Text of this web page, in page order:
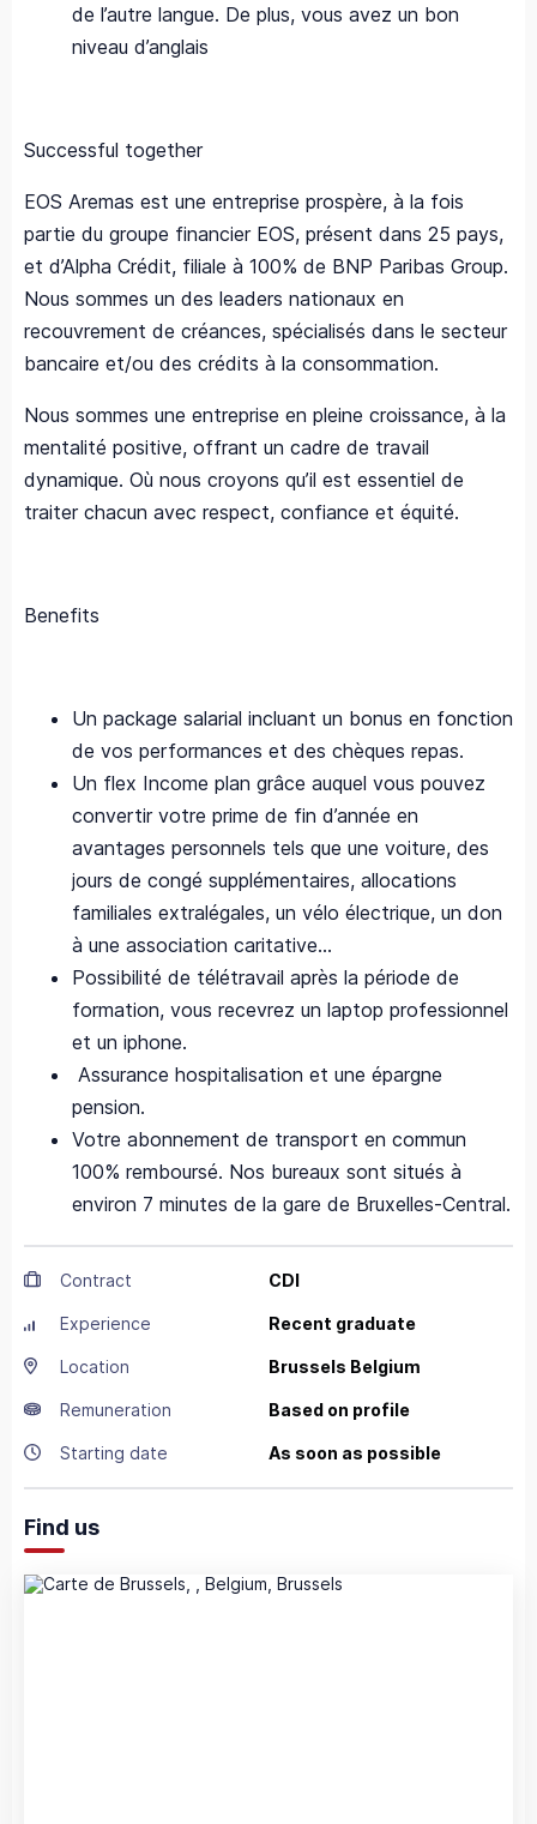
de l’autre langue. De plus, vous avez un bon
niveau d’anglais
Successful together
EOS Aremas est une entreprise prospère, à la fois
partie du groupe financier EOS, présent dans 25 pays,
et d’Alpha Crédit, filiale à 100% de BNP Paribas Group.
Nous sommes un des leaders nationaux en
recouvrement de créances, spécialisés dans le secteur
bancaire et/ou des crédits à la consommation.
Nous sommes une entreprise en pleine croissance, à la
mentalité positive, offrant un cadre de travail
dynamique. Où nous croyons qu’il est essentiel de
traiter chacun avec respect, confiance et équité.
Benefits
Un package salarial incluant un bonus en fonction
de vos performances et des chèques repas.
Un flex Income plan grâce auquel vous pouvez
convertir votre prime de fin d’année en
avantages personnels tels que une voiture, des
jours de congé supplémentaires, allocations
familiales extralégales, un vélo électrique, un don
à une association caritative…
Possibilité de télétravail après la période de
formation, vous recevrez un laptop professionnel
et un iphone.
Assurance hospitalisation et une épargne
pension.
Votre abonnement de transport en commun
100% remboursé. Nos bureaux sont situés à
environ 7 minutes de la gare de Bruxelles-Central.
Contract CDI
Experience Recent graduate
Location Brussels Belgium
Remuneration Based on profile
Starting date As soon as possible
Find us